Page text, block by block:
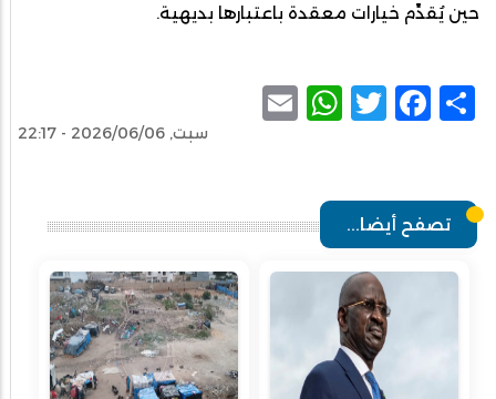
حين يُقدِّم خيارات معقدة باعتبارها بديهية.
Share
Facebook
Twitter
WhatsApp
سبت, 2026/06/06 - 22:17
تصفح أيضا...